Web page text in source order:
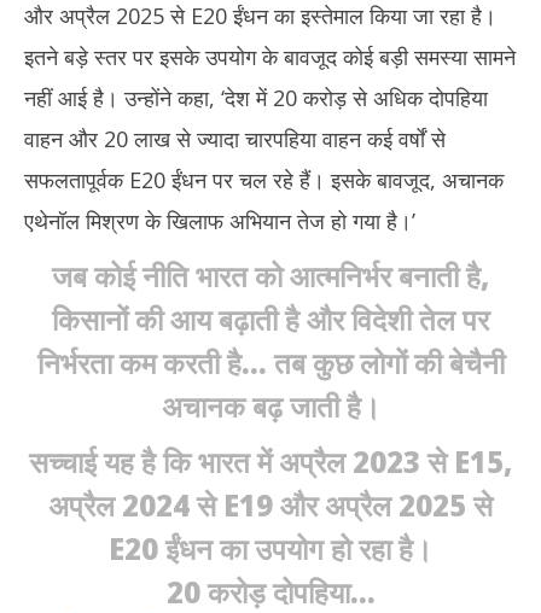
और अप्रैल 2025 से E20 ईंधन का इस्तेमाल किया जा रहा है।
इतने बड़े स्तर पर इसके उपयोग के बावजूद कोई बड़ी समस्या सामने
नहीं आई है। उन्होंने कहा, ‘देश में 20 करोड़ से अधिक दोपहिया
वाहन और 20 लाख से ज्यादा चारपहिया वाहन कई वर्षों से
सफलतापूर्वक E20 ईंधन पर चल रहे हैं। इसके बावजूद, अचानक
एथेनॉल मिश्रण के खिलाफ अभियान तेज हो गया है।’
जब कोई नीति भारत को आत्मनिर्भर बनाती है,
किसानों की आय बढ़ाती है और विदेशी तेल पर
निर्भरता कम करती है… तब कुछ लोगों की बेचैनी
अचानक बढ़ जाती है।
सच्चाई यह है कि भारत में अप्रैल 2023 से E15,
अप्रैल 2024 से E19 और अप्रैल 2025 से
E20 ईंधन का उपयोग हो रहा है।
20 करोड़ दोपहिया…